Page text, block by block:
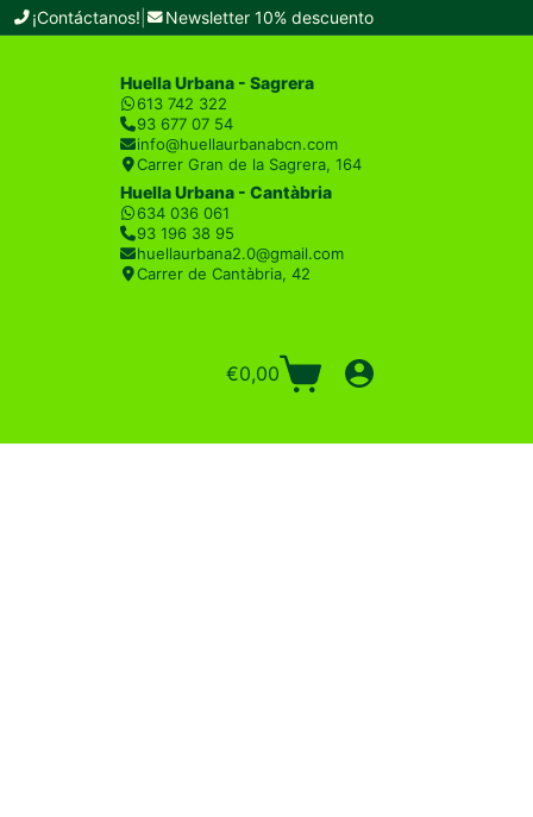
¡Contáctanos! Newsletter 10% descuento
Huella Urbana - Sagrera
613 742 322
93 677 07 54
info@huellaurbanabcn.com
Carrer Gran de la Sagrera, 164
Huella Urbana - Cantàbria
634 036 061
93 196 38 95
huellaurbana2.0@gmail.com
Carrer de Cantàbria, 42
Carro
€0,00